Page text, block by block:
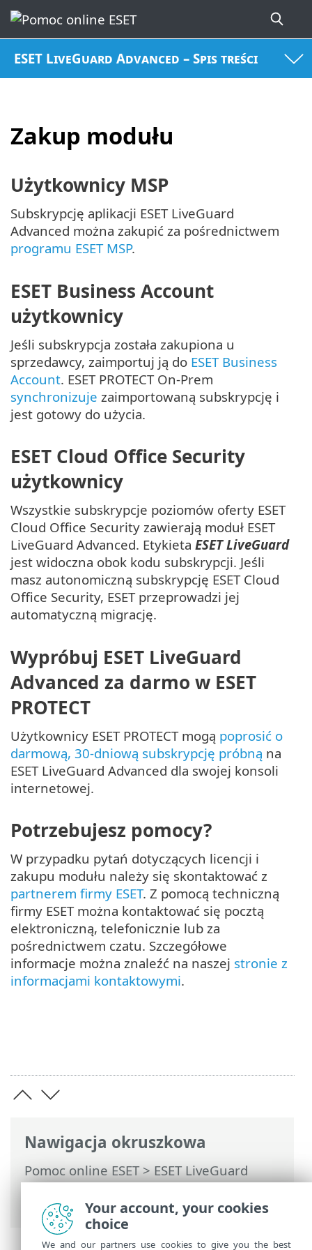
ESET LiveGuard Advanced – Spis treści
Zakup modułu
Nawigacja okruszkowa
Pomoc online ESET>ESET LiveGuard
Advanced>Wykupowanie dostępu do
modułu
Użytkownicy MSP
Subskrypcję aplikacji ESET LiveGuard
Advanced można zakupić za pośrednictwem
programu ESET MSP.
ESET Business Account
użytkownicy
Jeśli subskrypcja została zakupiona u
sprzedawcy, zaimportuj ją do ESET Business
Account. ESET PROTECT On-Prem
synchronizuje zaimportowaną subskrypcję i
jest gotowy do użycia.
ESET Cloud Office Security
użytkownicy
Wszystkie subskrypcje poziomów oferty ESET
Cloud Office Security zawierają moduł ESET
LiveGuard Advanced. Etykieta ESET LiveGuard
jest widoczna obok kodu subskrypcji. Jeśli
masz autonomiczną subskrypcję ESET Cloud
Office Security, ESET przeprowadzi jej
automatyczną migrację.
Wypróbuj ESET LiveGuard
Advanced za darmo w ESET
PROTECT
Użytkownicy ESET PROTECT mogą poprosić o
darmową, 30-dniową subskrypcję próbną na
ESET LiveGuard Advanced dla swojej konsoli
internetowej.
Potrzebujesz pomocy?
W przypadku pytań dotyczących licencji i
zakupu modułu należy się skontaktować z
partnerem firmy ESET. Z pomocą techniczną
firmy ESET można kontaktować się pocztą
elektroniczną, telefonicznie lub za
pośrednictwem czatu. Szczegółowe
informacje można znaleźć na naszej stronie z
informacjami kontaktowymi.
Your account, your cookies
choice
We and our partners use cookies to give you the best